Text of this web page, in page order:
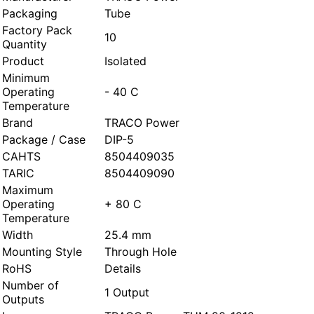
Packaging
Tube
Factory Pack
Quantity
10
Product
Isolated
Minimum
Operating
Temperature
- 40 C
Brand
TRACO Power
Package / Case
DIP-5
CAHTS
8504409035
TARIC
8504409090
Maximum
Operating
Temperature
+ 80 C
Width
25.4 mm
Mounting Style
Through Hole
RoHS
Details
Number of
Outputs
1 Output